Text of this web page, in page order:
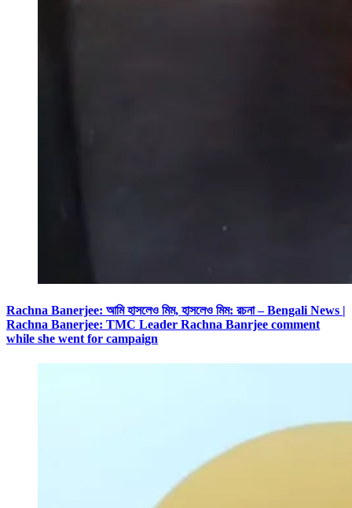
Rachna Banerjee: আমি হাসলেও মিম, হাসলেও মিম: রচনা – Bengali News |
Rachna Banerjee: TMC Leader Rachna Banrjee comment
while she went for campaign